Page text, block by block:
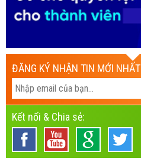
ĐĂNG KÝ NHẬN TIN MỚI NHẤT
Kết nối & Chia sẻ: